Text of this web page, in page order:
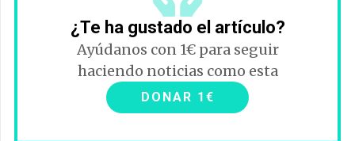
¿Te ha gustado el artículo?
Ayúdanos con 1€ para seguir
haciendo noticias como esta
DONAR 1€